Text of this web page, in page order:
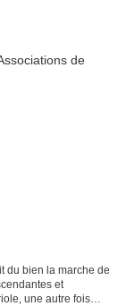
du bien la marche de
et
une autre fois